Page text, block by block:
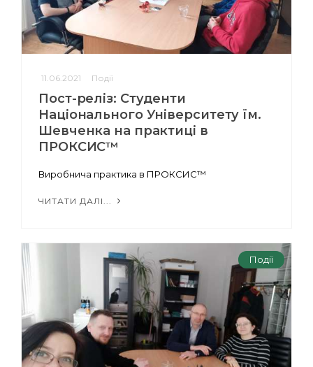
11.06.2021 Події
Пост-реліз: Студенти
Національного Університету їм.
Шевченка на практиці в
ПРОКСИС™
Виробнича практика в ПРОКСИС™
ЧИТАТИ ДАЛІ...
Події